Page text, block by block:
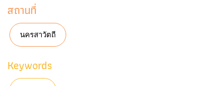
สถานที่
นครสาวัตถี
Keywords